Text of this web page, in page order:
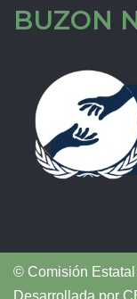
BUZON
© Comisión
Desarrollada por